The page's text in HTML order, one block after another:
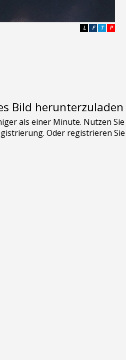
P
T
F
L
Bild herunterzuladen